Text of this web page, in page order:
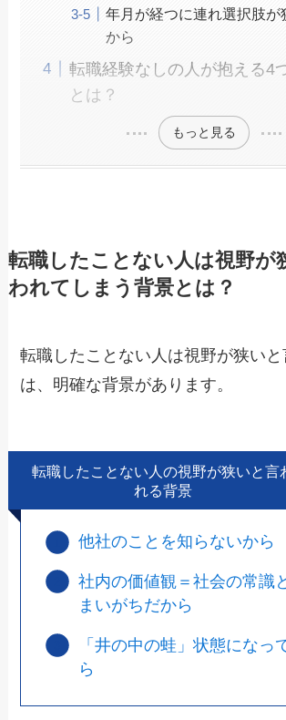
年月が経つに連れ選択肢が
から
転職経験なしの人が抱える4
とは？
もっと見る
転職したことない人は視野が
われてしまう背景とは？
転職したことない人は視野が狭い
は、明確な背景があります。
転職したことない人の視野が狭いと言
れる背景
他社のことを知らないから
社内の価値観＝社会の常識
まいがちだから
「井の中の蛙」状態になっ
ら